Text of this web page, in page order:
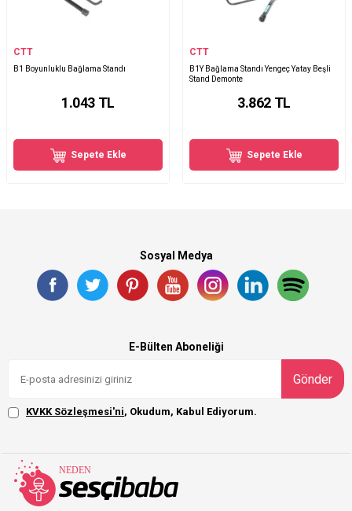
CTT
B1 Boyunluklu Bağlama Standı
1.043 TL
Sepete Ekle
CTT
B1Y Bağlama Standı Yengeç Yatay Beşli
Stand Demonte
3.862 TL
Sepete Ekle
Sosyal Medya
E-Bülten Aboneliği
Gönder
KVKK Sözleşmesi'ni, Okudum, Kabul Ediyorum.